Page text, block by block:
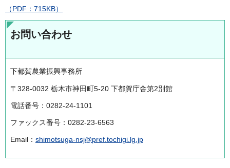
（PDF：715KB）
お問い合わせ
下都賀農業振興事務所
〒328-0032 栃木市神田町5-20 下都賀庁舎第2別館
電話番号：0282-24-1101
ファックス番号：0282-23-6563
Email： shimotsuga-nsj@pref.tochigi.lg.jp